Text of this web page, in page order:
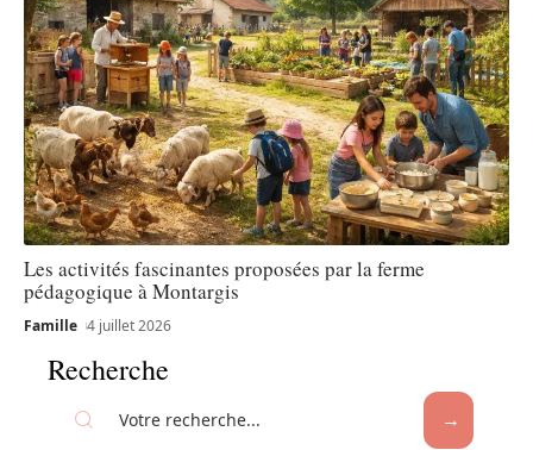
Les activités fascinantes proposées par la ferme
pédagogique à Montargis
Famille 4 juillet 2026
Recherche